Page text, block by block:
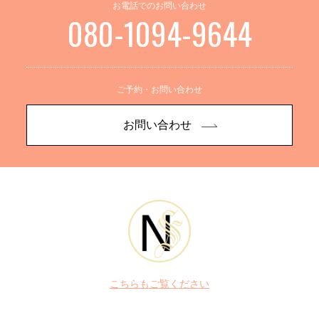
お電話でのお問い合わせ
080-1094-9644
ご予約・お問い合わせ
お問い合わせ
こちらもご覧ください